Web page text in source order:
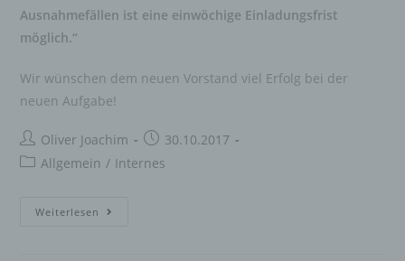
Ausnahmefällen ist eine einwöchige Einladungsfrist
möglich.“
Wir wünschen dem neuen Vorstand viel Erfolg bei der
neuen Aufgabe!
Beitrags-
Autor:
Oliver Joachim
Beitrag
veröffentlicht:
30.10.2017
Beitrags-
Allgemein / Internes
Weiterlesen